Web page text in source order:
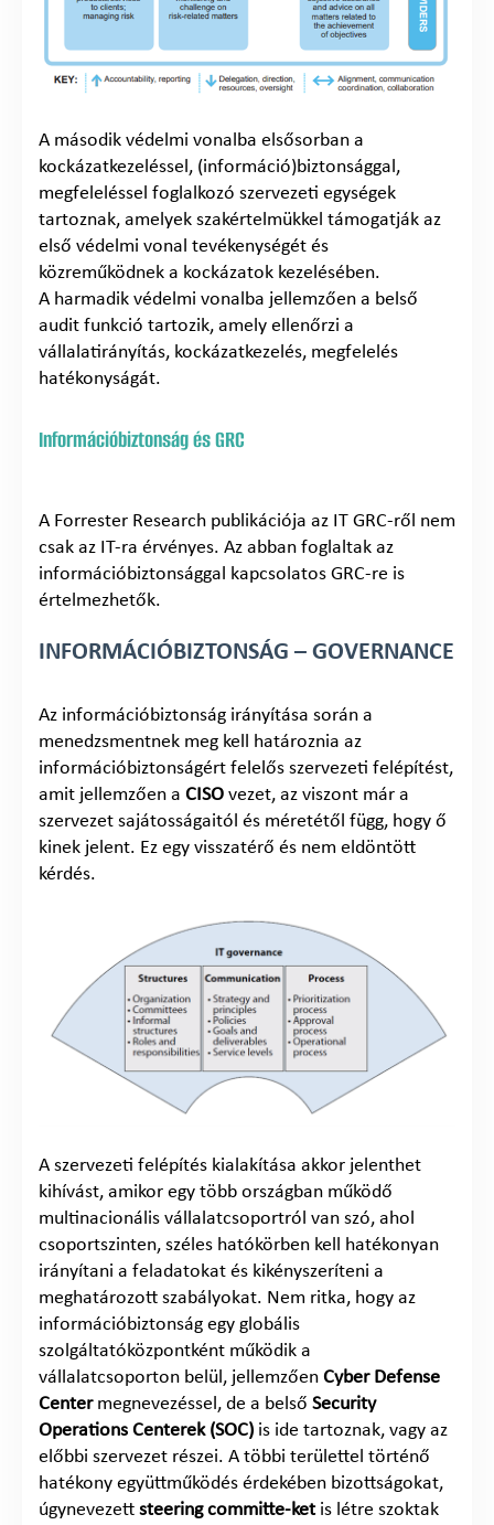
A második védelmi vonalba elsősorban a
kockázatkezeléssel, (információ)biztonsággal,
megfeleléssel foglalkozó szervezeti egységek
tartoznak, amelyek szakértelmükkel támogatják az
első védelmi vonal tevékenységét és
közreműködnek a kockázatok kezelésében.
A harmadik védelmi vonalba jellemzően a belső
audit funkció tartozik, amely ellenőrzi a
vállalatirányítás, kockázatkezelés, megfelelés
hatékonyságát.
Információbiztonság és GRC
A Forrester Research publikációja az IT GRC-ről nem
csak az IT-ra érvényes. Az abban foglaltak az
információbiztonsággal kapcsolatos GRC-re is
értelmezhetők.
INFORMÁCIÓBIZTONSÁG – GOVERNANCE
Az információbiztonság irányítása során a
menedzsmentnek meg kell határoznia az
információbiztonságért felelős szervezeti felépítést,
amit jellemzően a CISO vezet, az viszont már a
szervezet sajátosságaitól és méretétől függ, hogy ő
kinek jelent. Ez egy visszatérő és nem eldöntött
kérdés.
A szervezeti felépítés kialakítása akkor jelenthet
kihívást, amikor egy több országban működő
multinacionális vállalatcsoportról van szó, ahol
csoportszinten, széles hatókörben kell hatékonyan
irányítani a feladatokat és kikényszeríteni a
meghatározott szabályokat. Nem ritka, hogy az
információbiztonság egy globális
szolgáltatóközpontként működik a
vállalatcsoporton belül, jellemzően Cyber Defense
Centermegnevezéssel, de a belső Security
Operations Centerek (SOC) is ide tartoznak, vagy az
előbbi szervezet részei. A többi területtel történő
hatékony együttműködés érdekében bizottságokat,
úgynevezett steering committe-ketis létre szoktak